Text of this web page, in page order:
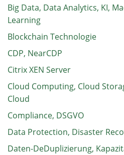
Big Data, Data Analytics, KI,
Learning
Blockchain Technologie
CDP, NearCDP
Citrix XEN Server
Cloud Computing, Cloud
Cloud
Compliance, DSGVO
Data Protection, Disaster
Daten-DeDuplizierung,